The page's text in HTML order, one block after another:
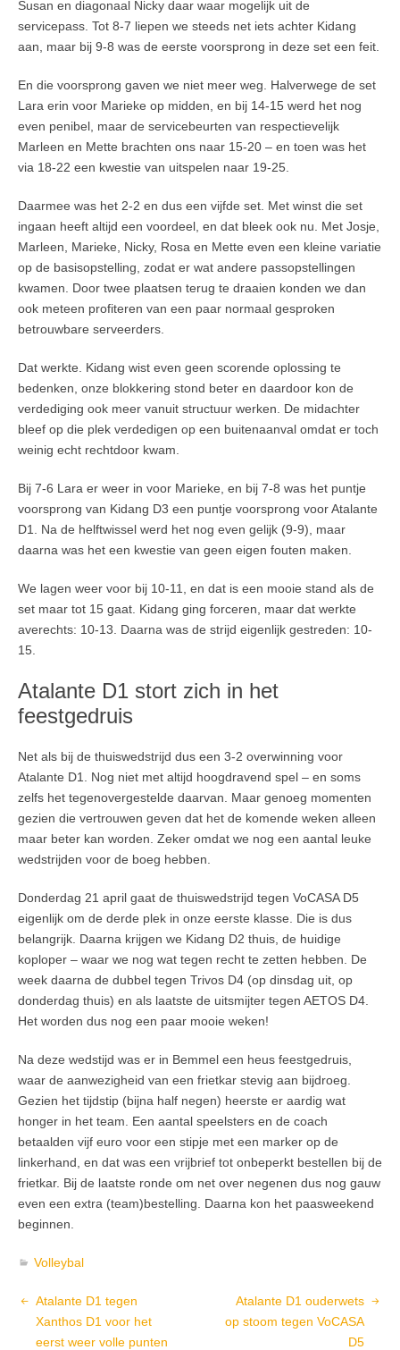
Susan en diagonaal Nicky daar waar mogelijk uit de
servicepass. Tot 8-7 liepen we steeds net iets achter Kidang
aan, maar bij 9-8 was de eerste voorsprong in deze set een feit.
En die voorsprong gaven we niet meer weg. Halverwege de set
Lara erin voor Marieke op midden, en bij 14-15 werd het nog
even penibel, maar de servicebeurten van respectievelijk
Marleen en Mette brachten ons naar 15-20 – en toen was het
via 18-22 een kwestie van uitspelen naar 19-25.
Daarmee was het 2-2 en dus een vijfde set. Met winst die set
ingaan heeft altijd een voordeel, en dat bleek ook nu. Met Josje,
Marleen, Marieke, Nicky, Rosa en Mette even een kleine variatie
op de basisopstelling, zodat er wat andere passopstellingen
kwamen. Door twee plaatsen terug te draaien konden we dan
ook meteen profiteren van een paar normaal gesproken
betrouwbare serveerders.
Dat werkte. Kidang wist even geen scorende oplossing te
bedenken, onze blokkering stond beter en daardoor kon de
verdediging ook meer vanuit structuur werken. De midachter
bleef op die plek verdedigen op een buitenaanval omdat er toch
weinig echt rechtdoor kwam.
Bij 7-6 Lara er weer in voor Marieke, en bij 7-8 was het puntje
voorsprong van Kidang D3 een puntje voorsprong voor Atalante
D1. Na de helftwissel werd het nog even gelijk (9-9), maar
daarna was het een kwestie van geen eigen fouten maken.
We lagen weer voor bij 10-11, en dat is een mooie stand als de
set maar tot 15 gaat. Kidang ging forceren, maar dat werkte
averechts: 10-13. Daarna was de strijd eigenlijk gestreden: 10-
15.
Atalante D1 stort zich in het
feestgedruis
Net als bij de thuiswedstrijd dus een 3-2 overwinning voor
Atalante D1. Nog niet met altijd hoogdravend spel – en soms
zelfs het tegenovergestelde daarvan. Maar genoeg momenten
gezien die vertrouwen geven dat het de komende weken alleen
maar beter kan worden. Zeker omdat we nog een aantal leuke
wedstrijden voor de boeg hebben.
Donderdag 21 april gaat de thuiswedstrijd tegen VoCASA D5
eigenlijk om de derde plek in onze eerste klasse. Die is dus
belangrijk. Daarna krijgen we Kidang D2 thuis, de huidige
koploper – waar we nog wat tegen recht te zetten hebben. De
week daarna de dubbel tegen Trivos D4 (op dinsdag uit, op
donderdag thuis) en als laatste de uitsmijter tegen AETOS D4.
Het worden dus nog een paar mooie weken!
Na deze wedstijd was er in Bemmel een heus feestgedruis,
waar de aanwezigheid van een frietkar stevig aan bijdroeg.
Gezien het tijdstip (bijna half negen) heerste er aardig wat
honger in het team. Een aantal speelsters en de coach
betaalden vijf euro voor een stipje met een marker op de
linkerhand, en dat was een vrijbrief tot onbeperkt bestellen bij de
frietkar. Bij de laatste ronde om net over negenen dus nog gauw
even een extra (team)bestelling. Daarna kon het paasweekend
beginnen.
Volleybal
Atalante D1 tegen
Xanthos D1 voor het
eerst weer volle punten
Atalante D1 ouderwets
op stoom tegen VoCASA
D5